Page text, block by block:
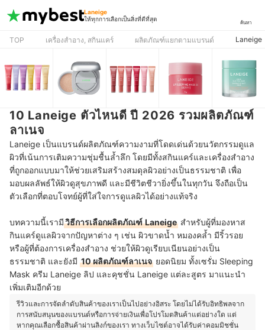
Laneige
ให้ทุกการเลือกเป็นสิ่งที่ดีที่สุด
ค้นหา
TOP เครื่องสำอาง, สกินแคร์ ผลิตภัณฑ์แยกตามแบรนด์ Laneige
10 Laneige ตัวไหนดี ปี 2026 รวมผลิตภัณฑ์
ลาเนจ
Laneige เป็นแบรนด์ผลิตภัณฑ์ความงามที่โดดเด่นด้วยนวัตกรรมดูแล
ผิวที่เน้นการเติมความชุ่มชื้นล้ำลึก โดยมีทั้งสกินแคร์และเครื่องสำอาง
ที่ถูกออกแบบมาให้ช่วยเสริมสร้างสมดุลผิวอย่างเป็นธรรมชาติ เพื่อ
มอบผลลัพธ์ให้ผิวดูสุขภาพดี และมีชีวิตชีวายิ่งขึ้นในทุกวัน จึงถือเป็น
ตัวเลือกที่ตอบโจทย์ผู้ที่ใส่ใจการดูแลผิวได้อย่างแท้จริง
บทความนี้เรามีวิธีการเลือกผลิตภัณฑ์ Laneige สำหรับผู้ที่มองหาส
กินแคร์ดูแลผิวจากปัญหาต่าง ๆ เช่น ผิวขาดน้ำ หมองคล้ำ มีริ้วรอย
หรือผู้ที่ต้องการเครื่องสำอาง ช่วยให้ผิวดูเรียบเนียนอย่างเป็น
ธรรมชาติ และยังมี 10 ผลิตภัณฑ์ลาเนจ ยอดนิยม ทั้งเซรั่ม Sleeping
Mask ครีม Laneige ลิป และคุชชั่น Laneige แต่ละสูตร มาแนะนำ
เพิ่มเติมอีกด้วย
รีวิวและการจัดลำดับสินค้าของเราเป็นไปอย่างอิสระ โดยไม่ได้รับอิทธิพลจาก
การสนับสนุนของแบรนด์หรือการจ่ายเงินเพื่อโปรโมตสินค้าแต่อย่างใด แต่
หากคุณเลือกซื้อสินค้าผ่านลิงก์ของเรา ทางเว็บไซต์อาจได้รับค่าคอมมิชชั่น